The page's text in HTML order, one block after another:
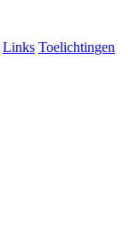
Links Toelichtingen